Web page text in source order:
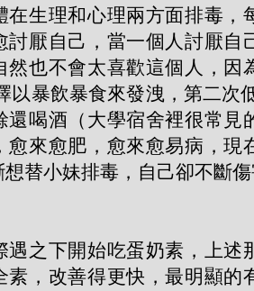
在生理和心理兩方面排毒，
討厭自己，當一個人討厭自
然也不會太喜歡這個人，因
以暴飲暴食來發洩，第二次
還喝酒（大學宿舍裡很常見
愈來愈肥，愈來愈易病，現
替小妹排毒，自己卻不斷
遇之下開始吃蛋奶素，上述
素，改善得更快，最明顯的